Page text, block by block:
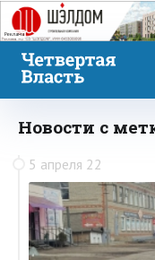
Реклама
Новости с
5 апреля 22